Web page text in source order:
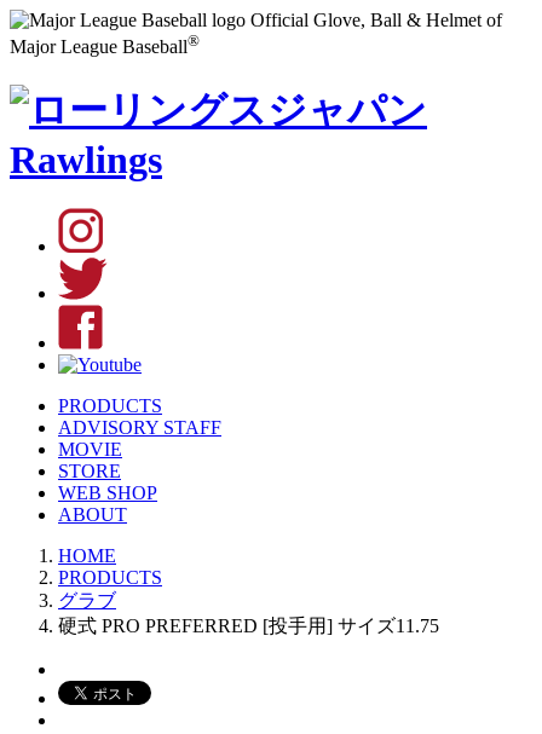
Official Glove, Ball & Helmet of
Major League Baseball®
PRODUCTS
ADVISORY STAFF
MOVIE
STORE
WEB SHOP
ABOUT
HOME
PRODUCTS
グラブ
硬式 PRO PREFERRED [投手用] サイズ11.75